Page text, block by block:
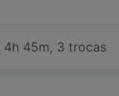
4h 45m, 3 trocas